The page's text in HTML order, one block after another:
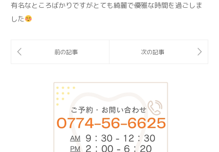
有名なところばかりですがとても綺麗で優雅な時間を過ごしま
した